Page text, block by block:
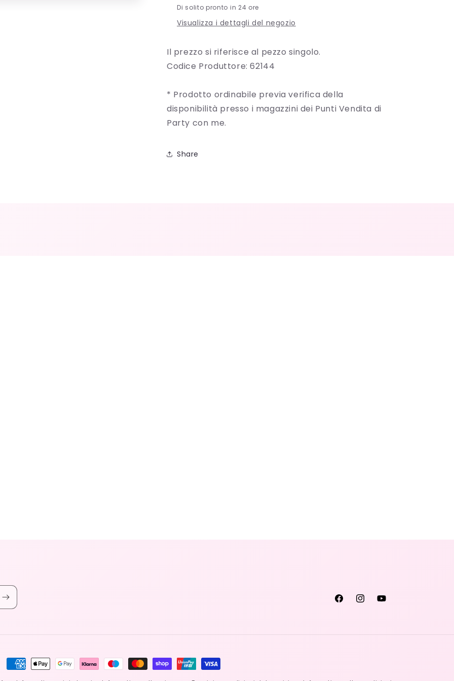
Di solito pronto in 24 ore
Visualizza i dettagli del negozio
Il prezzo si riferisce al pezzo singolo.
Codice Produttore: 62144
* Prodotto ordinabile previa verifica della
disponibilità presso i magazzini dei Punti Vendita di
Party con me.
Share
FacebookInstagramYouTube
Metodi